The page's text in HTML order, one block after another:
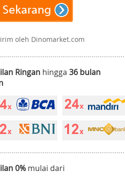
oleh Dinomarket.com
Ringan hingga 36 bulan
0% mulai dari